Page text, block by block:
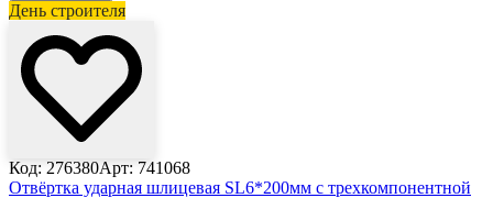
День строителя
Код: 276380Арт: 741068
Отвёртка ударная шлицевая SL6*200мм с трехкомпонентной